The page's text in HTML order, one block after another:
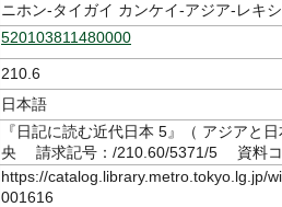
ニホン-タイガイ カンケイ-アジア-レキシ
520103811480000
210.6
日本語
『日記に読む近代日本 5』（ アジア
央 請求記号：/210.60/5371/5 資料コ
https://catalog.library.metro.tokyo.lg.jp/
001616